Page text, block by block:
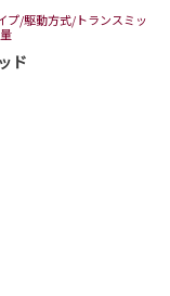
プ/駆動方式/トランスミッ
ド